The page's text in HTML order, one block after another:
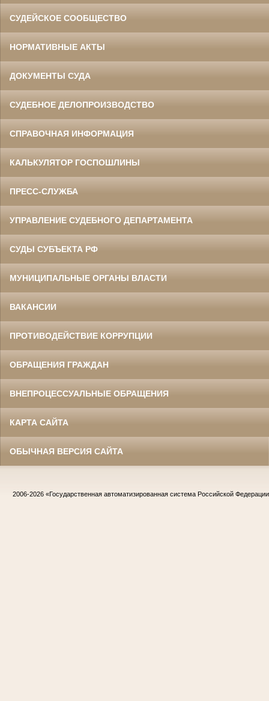
СУДЕЙСКОЕ СООБЩЕСТВО
НОРМАТИВНЫЕ АКТЫ
ДОКУМЕНТЫ СУДА
СУДЕБНОЕ ДЕЛОПРОИЗВОДСТВО
СПРАВОЧНАЯ ИНФОРМАЦИЯ
КАЛЬКУЛЯТОР ГОСПОШЛИНЫ
ПРЕСС-СЛУЖБА
УПРАВЛЕНИЕ СУДЕБНОГО ДЕПАРТАМЕНТА
СУДЫ СУБЪЕКТА РФ
МУНИЦИПАЛЬНЫЕ ОРГАНЫ ВЛАСТИ
ВАКАНСИИ
ПРОТИВОДЕЙСТВИЕ КОРРУПЦИИ
ОБРАЩЕНИЯ ГРАЖДАН
ВНЕПРОЦЕССУАЛЬНЫЕ ОБРАЩЕНИЯ
КАРТА САЙТА
ОБЫЧНАЯ ВЕРСИЯ САЙТА
2006-2026 «Государственная автоматизированная система Российской